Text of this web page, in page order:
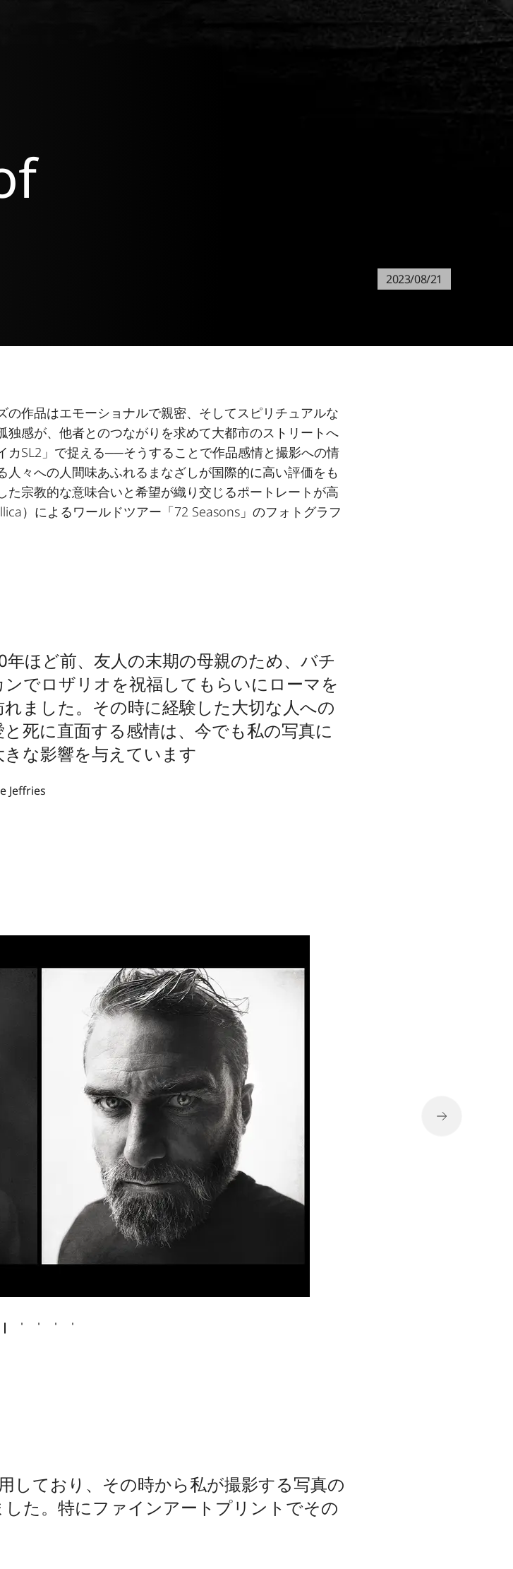
2023/08/21
作品はエモーショナルで親密、そしてスピリチュアルな
感が、他者とのつながりを求めて大都市のストリートへ
カSL2」で捉える──そうすることで作品感情と撮影への情
々への人間味あふれるまなざしが国際的に高い評価をも
宗教的な意味合いと希望が織り交じるポートレートが高
）によるワールドツアー「72 Seasons」のフォトグラフ
年ほど前、友人の末期の母親のため、バチ
ンでロザリオを祝福してもらいにローマを
れました。その時に経験した大切な人への
と死に直面する感情は、今でも私の写真に
きな影響を与えています
Jeffries
しており、その時から私が撮影する写真の
た。特にファインアートプリントでその